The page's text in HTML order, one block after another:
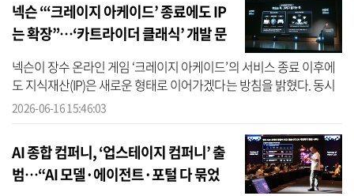
넥슨 “‘크레이지 아케이드’ 종료에도 IP
는 확장”…‘카트라이더 클래식’ 개발 문
제없어
넥슨이 장수 온라인 게임 ‘크레이지 아케이드’의 서비스 종료 이후에
도 지식재산(IP)은 새로운 형태로 이어가겠다는 방침을 밝혔다. 동시
에 인공지능(AI) 시대 게임 경쟁력의 핵심으로 ‘이용자 경험이 축적된
2026-06-16 15:46:03
AI 종합 컴퍼니, ‘업스테이지 컴퍼니’ 출
범…“AI 모델·에이전트·포털 다 묶었